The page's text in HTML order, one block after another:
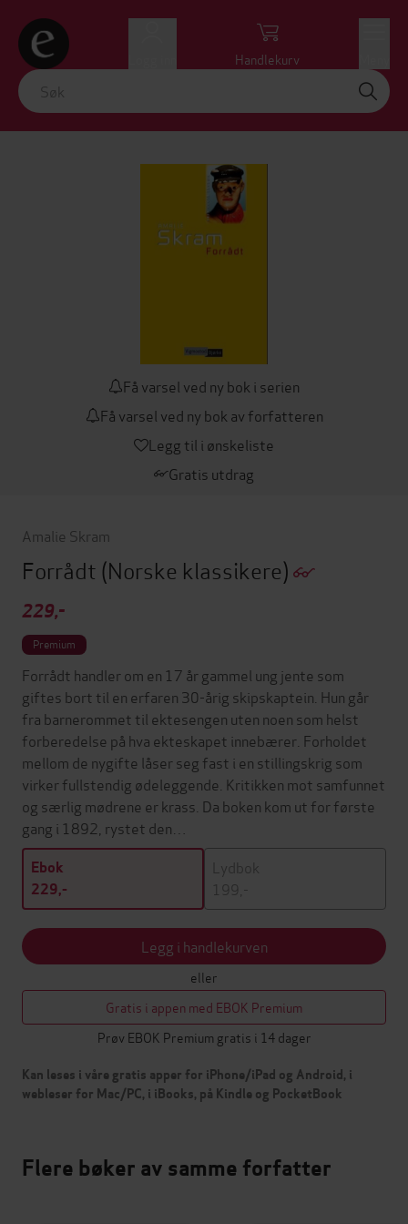
Handlekurv
Få varsel ved ny bok i serien
Få varsel ved ny bok av forfatteren
Legg til i ønskeliste
Gratis utdrag
Amalie Skram
Forrådt (Norske klassikere)
229,-
Premium
Forrådt handler om en 17 år gammel ung jente som
giftes bort til en erfaren 30-årig skipskaptein. Hun går
fra barnerommet til ektesengen uten noen som helst
forberedelse på hva ekteskapet innebærer. Forholdet
mellom de nygifte låser seg fast i en stillingskrig som
virker fullstendig ødeleggende. Kritikken mot samfunnet
og særlig mødrene er krass. Da boken kom ut for første
gang i 1892, rystet den…
Ebok
229,-
Lydbok
199,-
Legg i handlekurven
eller
Gratis i appen med EBOK Premium
Prøv EBOK Premium gratis i 14 dager
Kan leses i våre gratis apper for iPhone/iPad og Android, i
webleser for Mac/PC, i iBooks, på Kindle og PocketBook
Flere bøker av samme forfatter